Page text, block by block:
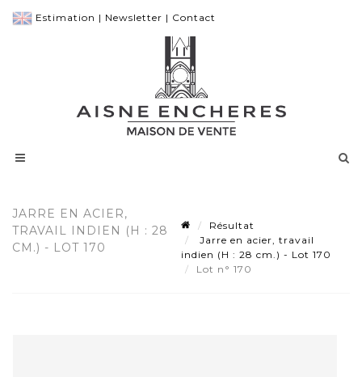
Estimation | Newsletter | Contact
JARRE EN ACIER,
TRAVAIL INDIEN (H : 28
CM.) - LOT 170
Résultat
Jarre en acier, travail
indien (H : 28 cm.) - Lot 170
Lot n° 170